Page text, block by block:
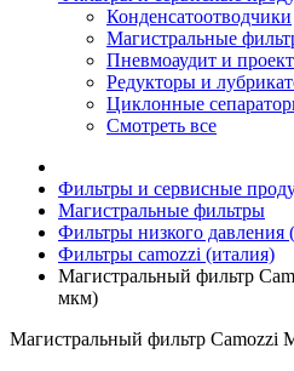
Конденсатоотводчики
Магистральные
Пневмоаудит и
Редукторы и
Циклонные
Смотреть все
Фильтры и сервисные
Магистральные фильтры
Фильтры низкого давления
Фильтры camozzi (италия)
Магистральный фильтр
мкм)
Магистральный фильтр Camozzi